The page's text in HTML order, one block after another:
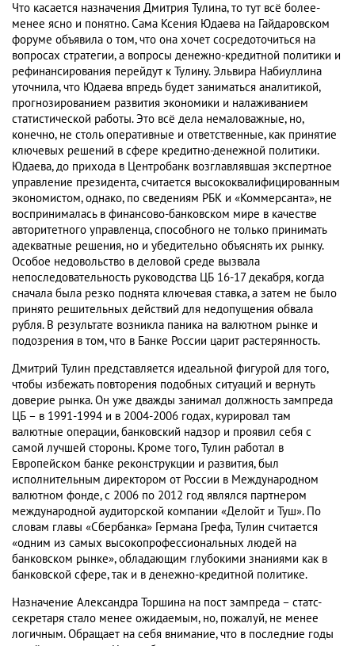
Что касается назначения Дмитрия Тулина, то тут всё более-
менее ясно и понятно. Сама Ксения Юдаева на Гайдаровском
форуме объявила о том, что она хочет сосредоточиться на
вопросах стратегии, а вопросы денежно-кредитной политики и
рефинансирования перейдут к Тулину. Эльвира Набиуллина
уточнила, что Юдаева впредь будет заниматься аналитикой,
прогнозированием развития экономики и налаживанием
статистической работы. Это всё дела немаловажные, но,
конечно, не столь оперативные и ответственные, как принятие
ключевых решений в сфере кредитно-денежной политики.
Юдаева, до прихода в Центробанк возглавлявшая экспертное
управление президента, считается высококвалифицированным
экономистом, однако, по сведениям РБК и «Коммерсанта», не
воспринималась в финансово-банковском мире в качестве
авторитетного управленца, способного не только принимать
адекватные решения, но и убедительно объяснять их рынку.
Особое недовольство в деловой среде вызвала
непоследовательность руководства ЦБ 16-17 декабря, когда
сначала была резко поднята ключевая ставка, а затем не было
принято решительных действий для недопущения обвала
рубля. В результате возникла паника на валютном рынке и
подозрения в том, что в Банке России царит растерянность.
Дмитрий Тулин представляется идеальной фигурой для того,
чтобы избежать повторения подобных ситуаций и вернуть
доверие рынка. Он уже дважды занимал должность зампреда
ЦБ – в 1991-1994 и в 2004-2006 годах, курировал там
валютные операции, банковский надзор и проявил себя с
самой лучшей стороны. Кроме того, Тулин работал в
Европейском банке реконструкции и развития, был
исполнительным директором от России в Международном
валютном фонде, с 2006 по 2012 год являлся партнером
международной аудиторской компании «Делойт и Туш». По
словам главы «Сбербанка» Германа Грефа, Тулин считается
«одним из самых высокопрофессиональных людей на
банковском рынке», обладающим глубокими знаниями как в
банковской сфере, так и в денежно-кредитной политике.
Назначение Александра Торшина на пост зампреда – статс-
секретаря стало менее ожидаемым, но, пожалуй, не менее
логичным. Обращает на себя внимание, что в последние годы